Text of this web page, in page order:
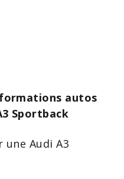
autos
Sportback
une Audi A3